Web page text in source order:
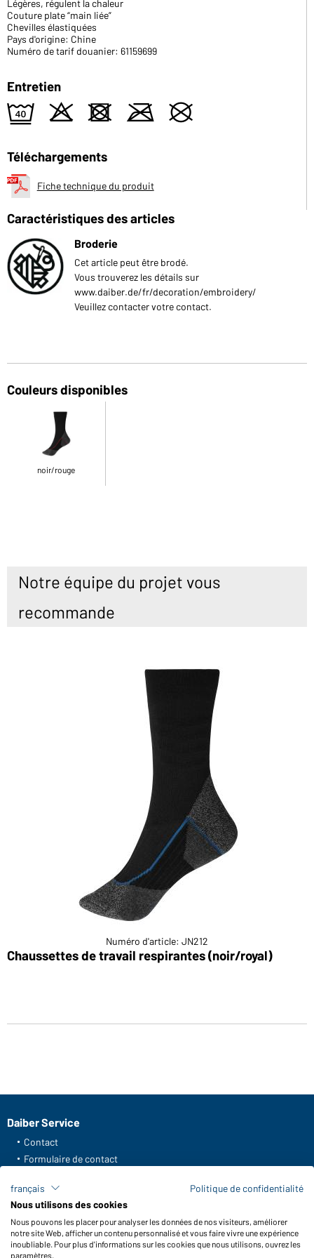
Légères, régulent la chaleur
Couture plate “main liée”
Chevilles élastiquées
Pays d'origine: Chine
Numéro de tarif douanier: 61159699
Entretien
9 o d m U
Téléchargements
Fiche technique du produit
Caractéristiques des articles
Broderie
Cet article peut être brodé.
Vous trouverez les détails sur
www.daiber.de/fr/decoration/embroidery/
Veuillez contacter votre contact.
Couleurs disponibles
noir/rouge
Notre équipe du projet vous
recommande
Numéro d'article: JN212
Chaussettes de travail respirantes (noir/royal)
Daiber Service
Contact
Formulaire de contact
FAQ / Manuel d' utilisation
Vérifier le stock
Reporting system according to whistleblower protection act
Fonctions et entretien
français
Politique de confidentialité
Nous utilisons des cookies
Nous pouvons les placer pour analyser les données de nos visiteurs, améliorer
notre site Web, afficher un contenu personnalisé et vous faire vivre une expérience
inoubliable. Pour plus d'informations sur les cookies que nous utilisons, ouvrez les
paramètres.